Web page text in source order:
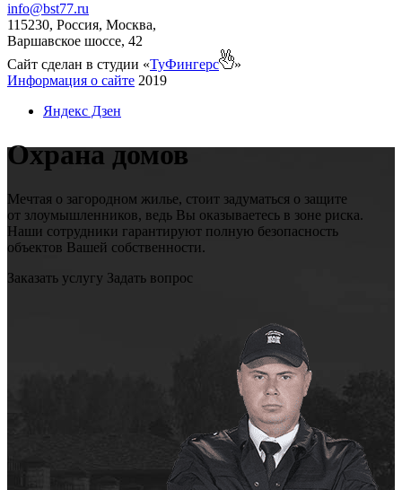
info@bst77.ru
115230, Россия, Москва,
Варшавское шоссе, 42
Сайт сделан в студии «ТуФингерс
»
Информация о сайте 2019
Яндекс Дзен
Охрана домов
Мечтая о загородном жилье, стоит задуматься о защите
от злоумышленников, ведь Вы оказываетесь в зоне риска.
Наши сотрудники гарантируют полную безопасность
объектов Вашей собственности.
Заказать услугу Задать вопрос